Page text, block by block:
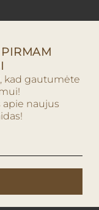
kad gautumėte
naujus